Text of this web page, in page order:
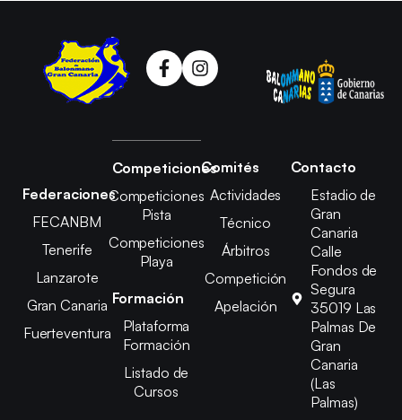
Federaciones
FECANBM
Tenerife
Lanzarote
Gran Canaria
Fuerteventura
Competiciones
Competiciones
Pista
Competiciones
Playa
Formación
Plataforma
Formación
Listado de
Cursos
Comités
Actividades
Técnico
Árbitros
Competición
Apelación
Contacto
Estadio de
Gran
Canaria
Calle
Fondos de
Segura
35019 Las
Palmas De
Gran
Canaria
(Las
Palmas)